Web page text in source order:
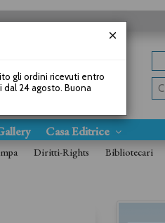
Casa Editrice
Diritti-Rights Bibliotecari
gli ordini ricevuti entro
24 agosto. Buona